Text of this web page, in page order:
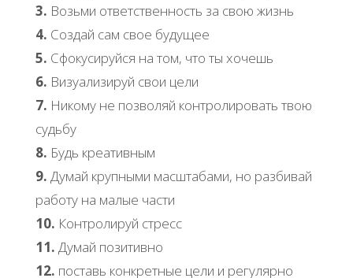
3. Возьми ответственность за свою жизнь
4. Создай сам свое будущее
5. Сфокусируйся на том, что ты хочешь
6. Визуализируй свои цели
7. Никому не позволяй контролировать твою
судьбу
8. Будь креативным
9. Думай крупными масштабами, но разбивай
работу на малые части
10. Контролируй стресс
11. Думай позитивно
12. поставь конкретные цели и регулярно